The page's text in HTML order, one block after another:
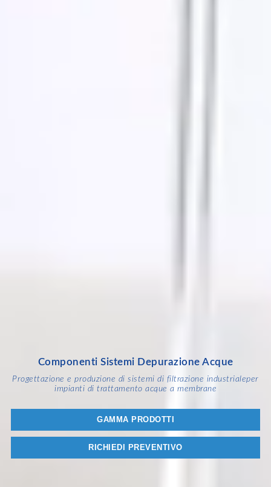
Componenti Sistemi Depurazione Acque
Progettazione e produzione di sistemi di filtrazione industrialeper
impianti di trattamento acque a membrane
GAMMA PRODOTTI
RICHIEDI PREVENTIVO